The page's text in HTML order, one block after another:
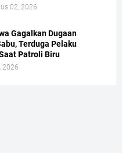
02, 2026
Gagalkan Dugaan
Terduga Pelaku
Patroli Biru
2026